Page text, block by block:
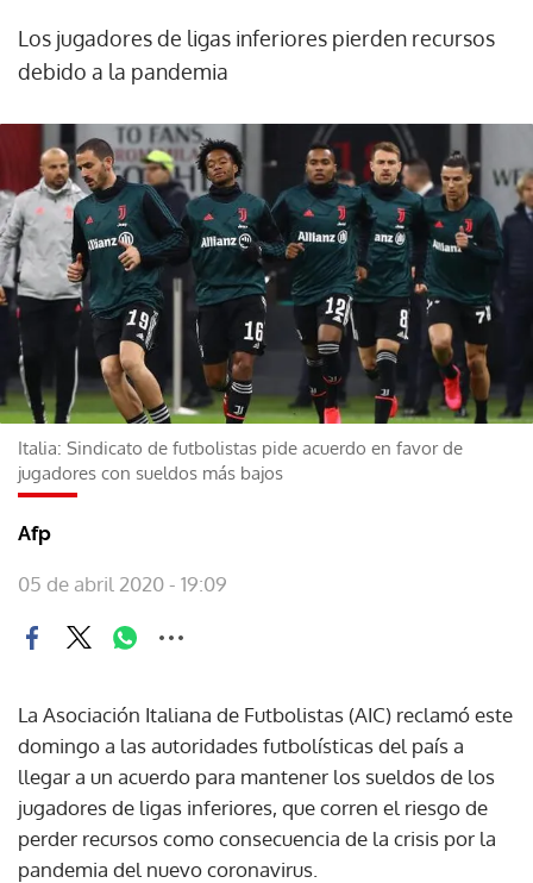
Los jugadores de ligas inferiores pierden recursos
debido a la pandemia
Italia: Sindicato de futbolistas pide acuerdo en favor de
jugadores con sueldos más bajos
Afp
05 de abril 2020 - 19:09
La Asociación Italiana de Futbolistas (AIC) reclamó este
domingo a las autoridades futbolísticas del país a
llegar a un acuerdo para mantener los sueldos de los
jugadores de ligas inferiores, que corren el riesgo de
perder recursos como consecuencia de la crisis por la
pandemia del nuevo coronavirus.